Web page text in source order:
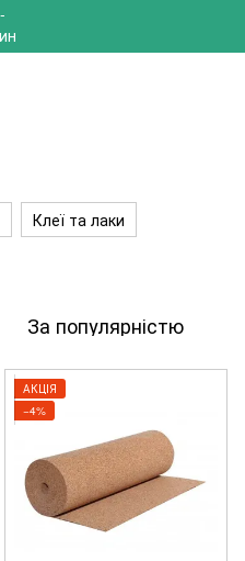
Клеї та лаки
За популярністю
АКЦІЯ
−4%